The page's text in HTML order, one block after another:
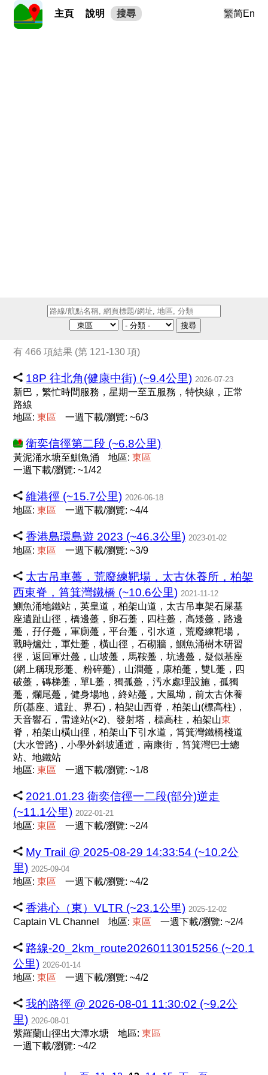
主頁 說明 搜尋 繁简En
搜尋
有 466 項結果 (第 121-130 項)
18P 往北角(健康中街) (~9.4公里) 2026-07-23
新巴，繁忙時間服務，星期一至五服務，特快線，正常
路線
地區:東區 一週下載/瀏覽: ~6/3
衛奕信徑第二段 (~6.8公里)
黃泥涌水塘至鰂魚涌 地區:東區
一週下載/瀏覽: ~1/42
維港徑 (~15.7公里) 2026-06-18
地區:東區 一週下載/瀏覽: ~4/4
香港島環島遊 2023 (~46.3公里) 2023-01-02
地區:東區 一週下載/瀏覽: ~3/9
太古吊車躉，荒廢練靶場，太古休養所，柏架
西東脊，筲箕灣鐵橋 (~10.6公里) 2021-11-12
鰂魚涌地鐵站，英皇道，柏架山道，太古吊車架石屎基
座遺趾山徑，橋邊躉，卵石躉，四柱躉，高矮躉，路邊
躉，孖仔躉，軍廁躉，平台躉，引水道，荒廢練靶場，
戰時爐灶，軍灶躉，橫山徑，石砌牆，鰂魚涌樹木研習
徑，返回軍灶躉，山坡躉，馬鞍躉，坑邊躉，疑似基座
(網上稱現形躉、粉碎躉)，山澗躉，康柏躉，雙L躉，四
破躉，磚梯躉，單L躉，獨孤躉，汚水處理設施，孤獨
躉，爛尾躉，健身場地，終站躉，大風坳，前太古休養
所(基座、遺趾、界石)，柏架山西脊，柏架山(標高柱)，
天音響石，雷達站(×2)、發射塔，標高柱，柏架山東
脊，柏架山橫山徑，柏架山下引水道，筲箕灣鐵橋棧道
(大水管路)，小學外斜坡通道，南康街，筲箕灣巴士總
站、地鐵站
地區:東區 一週下載/瀏覽: ~1/8
2021.01.23 衛奕信徑一二段(部分)逆走
(~11.1公里) 2022-01-21
地區:東區 一週下載/瀏覽: ~2/4
My Trail @ 2025-08-29 14:33:54 (~10.2公
里) 2025-09-04
地區:東區 一週下載/瀏覽: ~4/2
香港心（東）VLTR (~23.1公里) 2025-12-02
Captain VL Channel 地區:東區 一週下載/瀏覽: ~2/4
路線-20_2km_route20260113015256 (~20.1
公里) 2026-01-14
地區:東區 一週下載/瀏覽: ~4/2
我的路徑 @ 2026-08-01 11:30:02 (~9.2公
里) 2026-08-01
紫羅蘭山徑出大潭水塘 地區:東區
一週下載/瀏覽: ~4/2